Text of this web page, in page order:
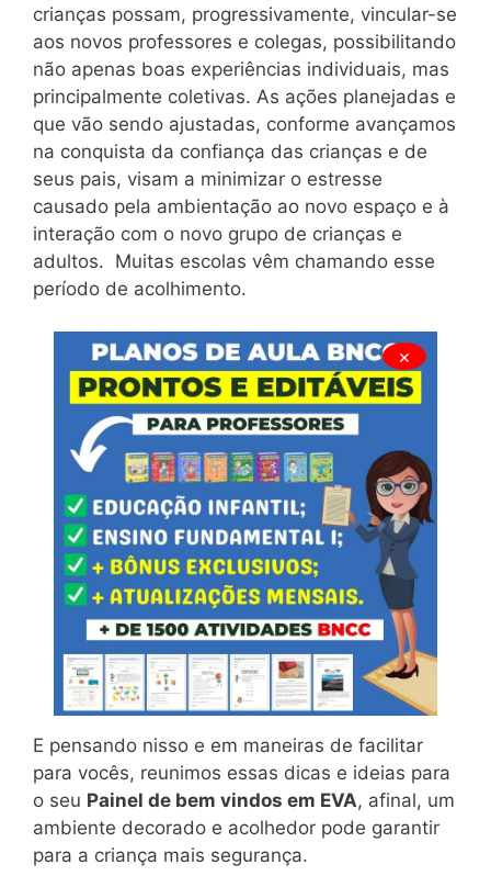
crianças possam, progressivamente, vincular-se
aos novos professores e colegas, possibilitando
não apenas boas experiências individuais, mas
principalmente coletivas. As ações planejadas e
que vão sendo ajustadas, conforme avançamos
na conquista da confiança das crianças e de
seus pais, visam a minimizar o estresse
causado pela ambientação ao novo espaço e à
interação com o novo grupo de crianças e
adultos. Muitas escolas vêm chamando esse
período de acolhimento.
×
E pensando nisso e em maneiras de facilitar
para vocês, reunimos essas dicas e ideias para
o seu Painel de bem vindos em EVA, afinal, um
ambiente decorado e acolhedor pode garantir
para a criança mais segurança.